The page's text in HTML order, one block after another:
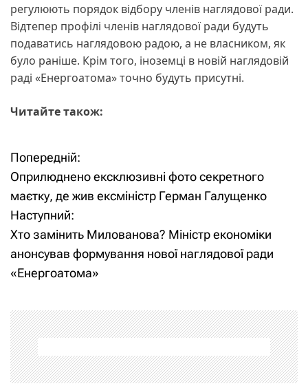
регулюють порядок відбору членів наглядової ради.
Відтепер профілі членів наглядової ради будуть
подаватись наглядовою радою, а не власником, як
було раніше. Крім того, іноземці в новій наглядовій
раді «Енергоатома» точно будуть присутні.
Читайте також:
Н
а
в
і
г
а
ц
і
Попередній:
Оприлюднено ексклюзивні фото секретного
маєтку, де жив ексміністр Герман Галущенко
Наступний:
Хто замінить Милованова? Міністр економіки
анонсував формування нової наглядової ради
«Енергоатома»